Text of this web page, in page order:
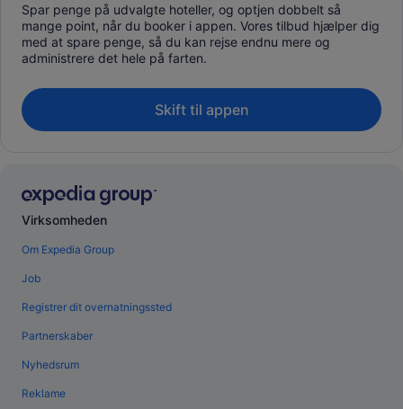
Spar penge på udvalgte hoteller, og optjen dobbelt så
mange point, når du booker i appen. Vores tilbud hjælper dig
med at spare penge, så du kan rejse endnu mere og
administrere det hele på farten.
Skift til appen
Virksomheden
Om Expedia Group
Job
Registrer dit overnatningssted
Partnerskaber
Nyhedsrum
Reklame